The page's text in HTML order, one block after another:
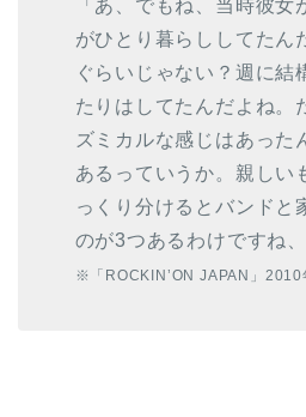
「あ、でもね、当時彼女
がひとり暮らししてたん
ぐらいじゃない？週に結
たりはしてたんだよね。
ズミカルな感じはあった
あるっていうか。親しい
っくり分けるとバンドと
のが3つあるわけですね
※「ROCKIN’ON JAPAN」2010